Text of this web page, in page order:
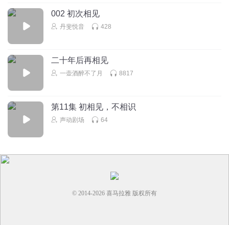
002 初次相见
丹斐悦音 428
二十年后再相见
一壶酒醉不了月 8817
第11集 初相见，不相识
声动剧场 64
© 2014-2026 喜马拉雅 版权所有